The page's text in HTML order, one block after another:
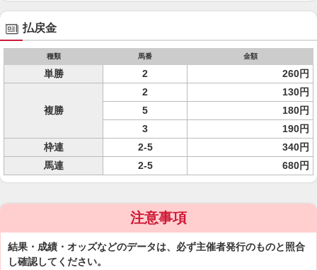
払戻金
種類 馬番 金額
単勝 2 260円
複勝
2
130円
5
180円
3
190円
枠連
2-5
340円
馬連
2-5 680円
注意事項
結果・成績・オッズなどのデータは、必ず主催者発行のものと照合
し確認してください。